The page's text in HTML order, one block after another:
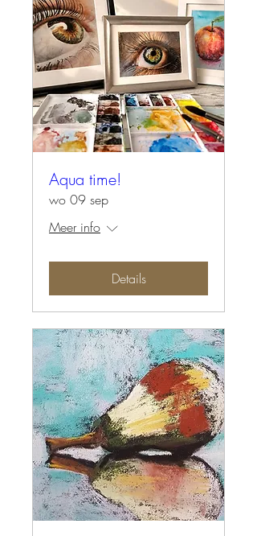
Aqua time!
wo 09 sep
Meer info
Details